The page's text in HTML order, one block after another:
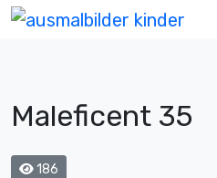
Maleficent 35
186